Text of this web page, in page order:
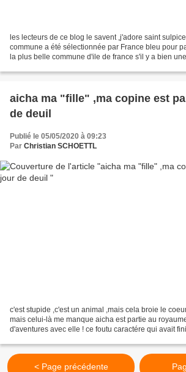
les lecteurs de ce blog le savent ,j'adore saint
commune a été sélectionnée par France bleu pour
la plus belle commune d'ile de france s'il y a bien
aicha ma "fille" ,ma copine est
de deuil
Publié le 05/05/2020 à 09:23
Par Christian SCHOETTL
c'est stupide ,c'est un animal ,mais cela broie le
mais celui-là me manque aicha est partie au
d'aventures avec elle ! ce foutu caractére qui avait
< Page précédente